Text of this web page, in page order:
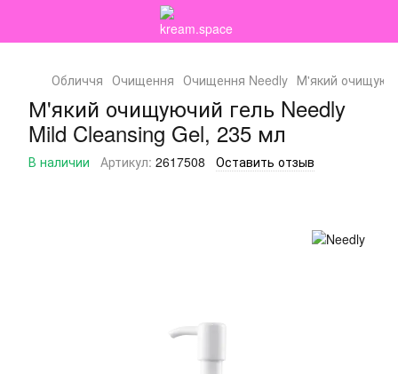
Обличчя Очищення Очищення Needly М'який
М'який очищуючий гель Needly
Mild Cleansing Gel, 235 мл
В наличии Артикул: 2617508 Оставить отзыв